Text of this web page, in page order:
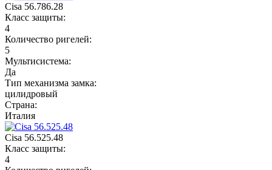
Cisa 56.786.28
Класс защиты:
4
Количество ригелей:
5
Мультисистема:
Да
Тип механизма замка:
цилидровый
Страна:
Италия
Cisa 56.525.48
Класс защиты:
4